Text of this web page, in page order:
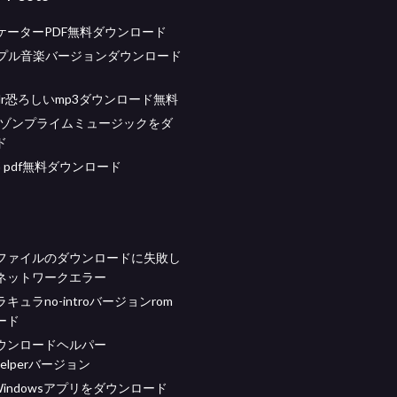
ーターPDF無料ダウンロード
ル音楽バージョンダウンロード
恐ろしいmp3ダウンロード無料
ンプライムミュージックをダ
pdf無料ダウンロード
ァイルのダウンロードに失敗し
ットワークエラー
キュラno-introバージョンrom
ド
ンロードヘルパー
バージョン
アプリをダウンロード